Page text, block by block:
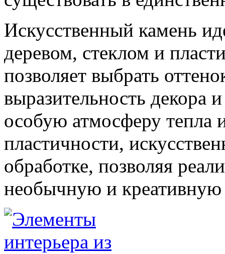
Искусственный камень
деревом, стеклом и
позволяет выбрать
выразительность декора
особую атмосферу тепла
пластичности,
обработке, позволяя
необычную и